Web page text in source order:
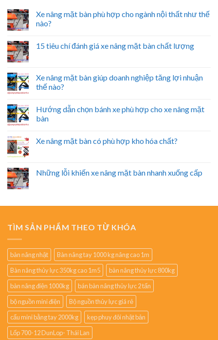
Xe nâng mặt bàn phù hợp cho ngành nội thất như thế
nào?
15 tiêu chí đánh giá xe nâng mặt bàn chất lượng
Xe nâng mặt bàn giúp doanh nghiệp tăng lợi nhuận
thế nào?
Hướng dẫn chọn bánh xe phù hợp cho xe nâng mặt
bàn
Xe nâng mặt bàn có phù hợp kho hóa chất?
Những lỗi khiến xe nâng mặt bàn nhanh xuống cấp
TÌM SẢN PHẨM THEO TỪ KHÓA
bàn nâng nhật
Bàn nâng tay 1000 kg nâng cao 1m
Bàn nâng thủy lực 350kg cao 1m5
bàn nâng thủy lực 800kg
bàn nâng điện 1000kg
bán bàn nâng thủy lực 2 tấn
bộ nguồn mini điện
Bộ nguồn thủy lực giá rẻ
cẩu mini bằng tay 2000kg
kẹp phuy đôi nhật bản
Lốp 700-12 DunLop- Thái Lan